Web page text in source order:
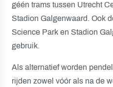
géén trams tussen Utrecht
Stadion Galgenwaard. Ook
Science Park en Stadion
gebruik.
Als alternatief worden
rijden zowel vóór als na de